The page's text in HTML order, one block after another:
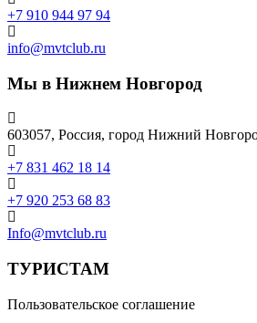
+7 910 944 97 94
info@mvtclub.ru
Мы в Нижнем Новгород
603057, Россия, город Нижний
+7 831 462 18 14
+7 920 253 68 83
Info@mvtclub.ru
ТУРИСТАМ
Пользовательское соглашение